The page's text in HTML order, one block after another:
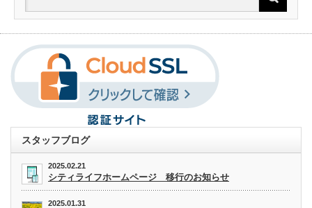
スタッフブログ
2025.02.21
シティライフホームページ 移行のお知らせ
2025.01.31